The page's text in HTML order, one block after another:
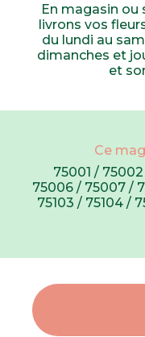
En magasin ou
livrons vos
du lundi au
dimanches et
et
Ce
75001 /
75006 / 75007 /
75103 / 75104 /